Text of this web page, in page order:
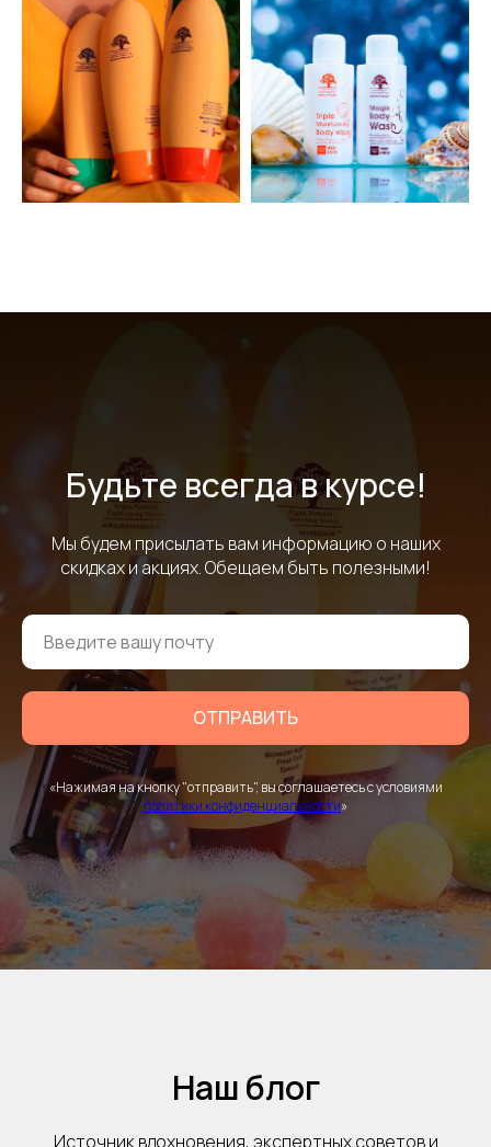
Будьте всегда в курсе!
Мы будем присылать вам информацию о наших
скидках и акциях. Обещаем быть полезными!
ОТПРАВИТЬ
«Нажимая на кнопку "отправить", вы соглашаетесь с условиями
политики конфиденциальности»
Наш блог
Источник вдохновения, экспертных советов и